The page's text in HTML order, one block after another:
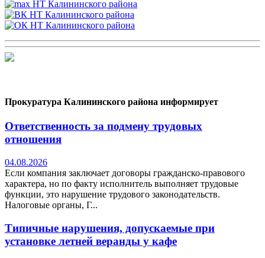
Прокуратура Калининского района информирует
Ответственность за подмену трудовых
отношения
04.08.2026
Если компания заключает договоры гражданско-правового
характера, но по факту исполнитель выполняет трудовые
функции, это нарушение трудового законодательств.
Налоговые органы, Г...
Типичные нарушения, допускаемые при
установке летней веранды у кафе